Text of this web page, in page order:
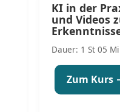
KI in der
und Videos
Dauer: 1 St 05
Zum Kurs